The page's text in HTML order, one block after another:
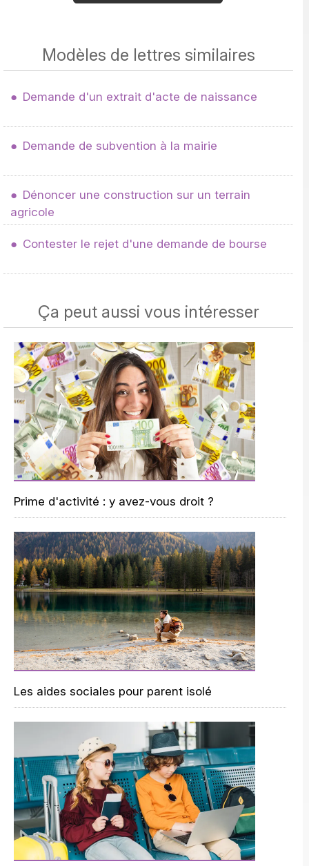
Modèles de lettres similaires
Demande d'un extrait d'acte de naissance
Demande de subvention à la mairie
Dénoncer une construction sur un terrain
agricole
Contester le rejet d'une demande de bourse
Ça peut aussi vous intéresser
Prime d'activité : y avez-vous droit ?
Les aides sociales pour parent isolé